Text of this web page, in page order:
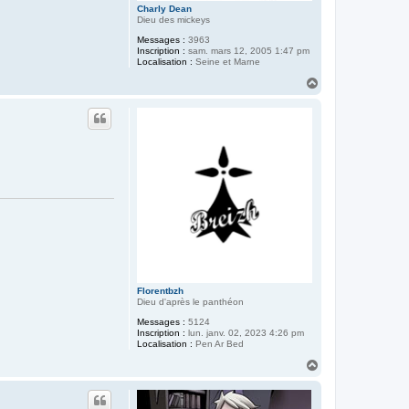
Charly Dean
Dieu des mickeys
Messages : 3963
Inscription : sam. mars 12, 2005 1:47 pm
Localisation : Seine et Marne
Florentbzh
Dieu d'après le panthéon
Messages : 5124
Inscription : lun. janv. 02, 2023 4:26 pm
Localisation : Pen Ar Bed